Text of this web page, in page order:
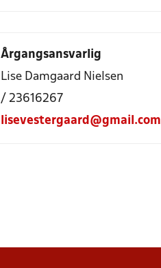
Årgangsansvarlig
Lise Damgaard Nielsen
/ 23616267
lisevestergaard@gmail.com